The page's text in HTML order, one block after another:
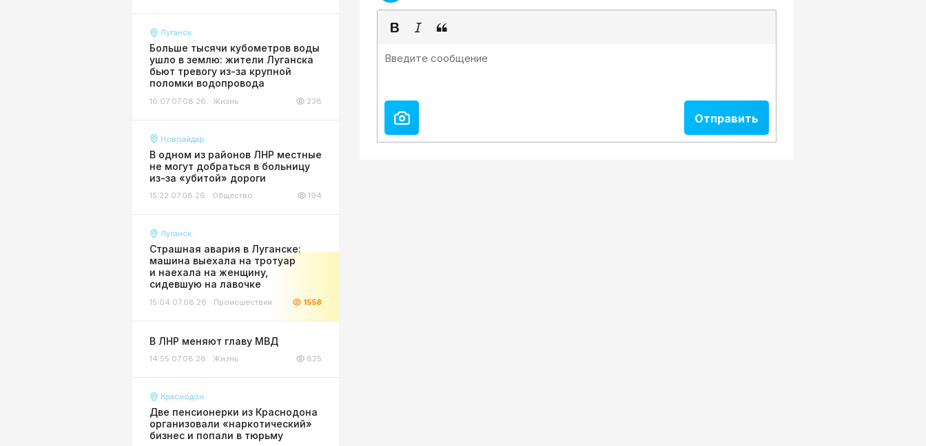
Луганск
Больше тысячи кубометров воды
ушло в землю: жители Луганска
бьют тревогу из-за крупной
поломки водопровода
16:07 07.08.26 Жизнь 238
Новоайдар
В одном из районов ЛНР местные
не могут добраться в больницу
из-за «убитой» дороги
15:22 07.08.26 Общество 194
Луганск
Страшная авария в Луганске:
машина выехала на тротуар
и наехала на женщину,
сидевшую на лавочке
15:04 07.08.26 Происшествия 1558
В ЛНР меняют главу МВД
14:55 07.08.26 Жизнь 825
Краснодон
Две пенсионерки из Краснодона
организовали «наркотический»
бизнес и попали в тюрьму